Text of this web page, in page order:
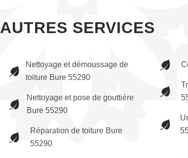
AUTRES SERVICES
Nettoyage et démoussage de
toiture Bure 55290
Nettoyage et pose de gouttière
Bure 55290
Réparation de toiture Bure
55290